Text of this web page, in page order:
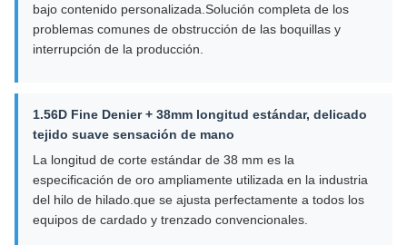
bajo contenido personalizada.Solución completa de los
problemas comunes de obstrucción de las boquillas y
interrupción de la producción.
1.56D Fine Denier + 38mm longitud estándar, delicado
tejido suave sensación de mano
La longitud de corte estándar de 38 mm es la
especificación de oro ampliamente utilizada en la industria
del hilo de hilado.que se ajusta perfectamente a todos los
equipos de cardado y trenzado convencionales.